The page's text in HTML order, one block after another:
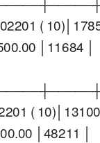
(
│11684 │
(
│48211 │